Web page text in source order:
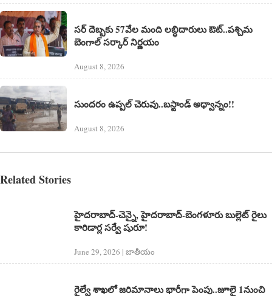
సర్ దెబ్బకు 57వేల మంది లబ్ధిదారులు ఔట్..పశ్చిమ
బెంగాల్ సర్కార్ నిర్ణయం
August 8, 2026
సుందరం ఉప్పల్ చెరువు..బస్టాండ్ అధ్వాన్నం!!
August 8, 2026
Related Stories
హైదరాబాద్-చెన్నై, హైదరాబాద్-బెంగళూరు బుల్లెట్ రైలు
కారిడార్ల సర్వే షురూ!
June 29, 2026 | జాతీయం
రైల్వే శాఖలో జరిమానాలు భారీగా పెంపు..జూలై 1నుంచి